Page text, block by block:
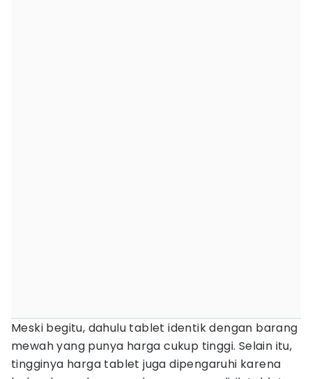
Meski begitu, dahulu tablet identik dengan barang
mewah yang punya harga cukup tinggi. Selain itu,
tingginya harga tablet juga dipengaruhi karena